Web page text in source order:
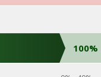
100%